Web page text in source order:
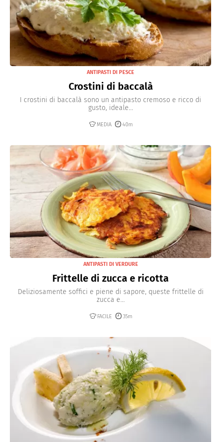
ANTIPASTI DI PESCE
Crostini di baccalà
I crostini di baccalà sono un antipasto cremoso e ricco di
gusto, ideale...
MEDIA 40m
ANTIPASTI DI VERDURE
Frittelle di zucca e ricotta
Deliziosamente soffici e piene di sapore, queste frittelle di
zucca e...
FACILE 35m